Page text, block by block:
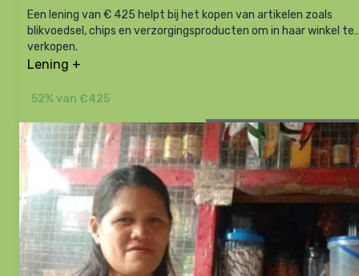
Een lening van € 425 helpt bij het kopen van artikelen zoals
blikvoedsel, chips en verzorgingsproducten om in haar winkel te
verkopen.
Lening +
52% van €425